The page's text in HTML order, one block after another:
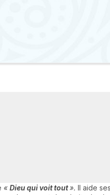
« Dieu qui voit tout». Il aide